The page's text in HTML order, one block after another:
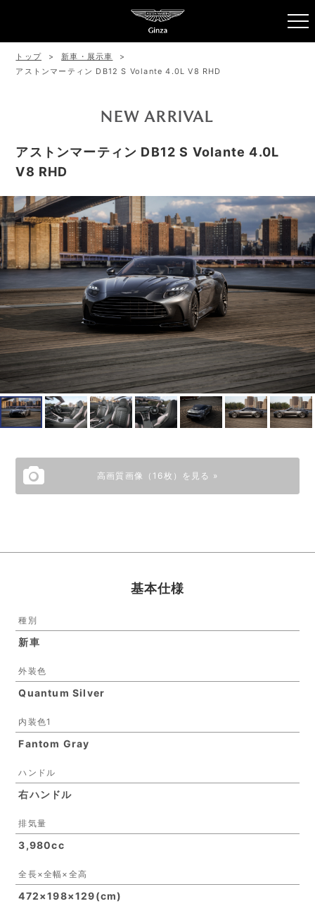
トップ
新車・展示車
アストンマーティン DB12 S Volante 4.0L V8 RHD
NEW ARRIVAL
アストンマーティン DB12 S Volante 4.0L
V8 RHD
高画質画像（16枚）を見る »
基本仕様
種別
新車
外装色
Quantum Silver
内装色1
Fantom Gray
ハンドル
右ハンドル
排気量
3,980cc
全長×全幅×全高
472×198×129(cm)